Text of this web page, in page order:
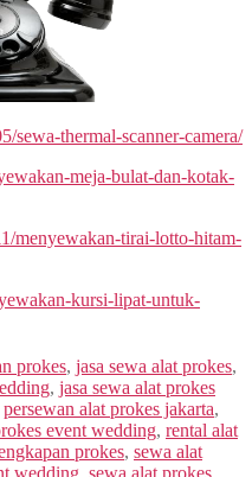
sewa-thermal-scanner-camera/
meja-bulat-dan-kotak-
menyewakan-tirai-lotto-hitam-
kursi-lipat-untuk-
prokes, jasa sewa alat prokes,
, jasa sewa alat prokes
persewan alat prokes jakarta,
event wedding, rental alat
prokes, sewa alat
wedding sewa alat prokes